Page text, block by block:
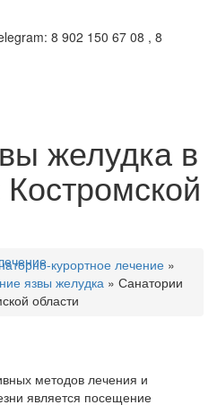
8 902 150 67 08 , 8
желудка в
курортное лечение»
язвы желудка» Санатории
области
методов лечения и
является посещение